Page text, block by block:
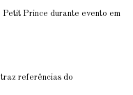
Prince durante evento em
referências do